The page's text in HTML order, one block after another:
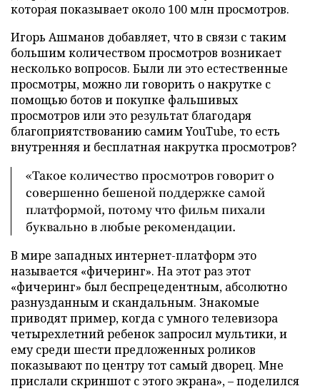
которая показывает около 100 млн просмотров.
Игорь Ашманов добавляет, что в связи с таким
большим количеством просмотров возникает
несколько вопросов. Были ли это естественные
просмотры, можно ли говорить о накрутке с
помощью ботов и покупке фальшивых
просмотров или это результат благодаря
благоприятствованию самим YouTube, то есть
внутренняя и бесплатная накрутка просмотров?
«Такое количество просмотров говорит о
совершенно бешеной поддержке самой
платформой, потому что фильм пихали
буквально в любые рекомендации.
В мире западных интернет-платформ это
называется «фичеринг». На этот раз этот
«фичеринг» был беспрецедентным, абсолютно
разнузданным и скандальным. Знакомые
приводят пример, когда с умного телевизора
четырехлетний ребенок запросил мультики, и
ему среди шести предложенных роликов
показывают по центру тот самый дворец. Мне
прислали скриншот с этого экрана», – поделился